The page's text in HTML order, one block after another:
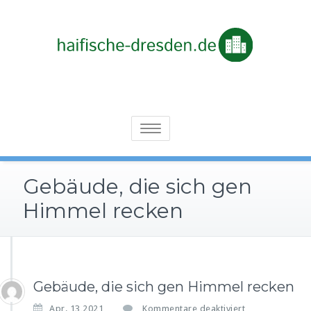
Haifische-dresden.de
Toggle
Gebäude, die sich gen
Himmel recken
Gebäude, die sich gen Himmel recken
Apr. 13,2021 Kommentare deaktiviert